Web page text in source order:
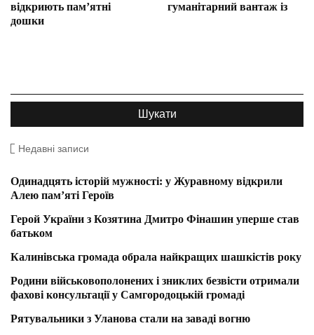
відкриють пам’ятні
дошки
гуманітарний вантаж із
Недавні записи
Одинадцять історій мужності: у Журавному відкрили
Алею пам’яті Героїв
Герой України з Козятина Дмитро Фінашин уперше став
батьком
Калинівська громада обрала найкращих шашкістів року
Родини військовополонених і зниклих безвісти отримали
фахові консультації у Самгородоцькій громаді
Рятувальники з Уланова стали на заваді вогню